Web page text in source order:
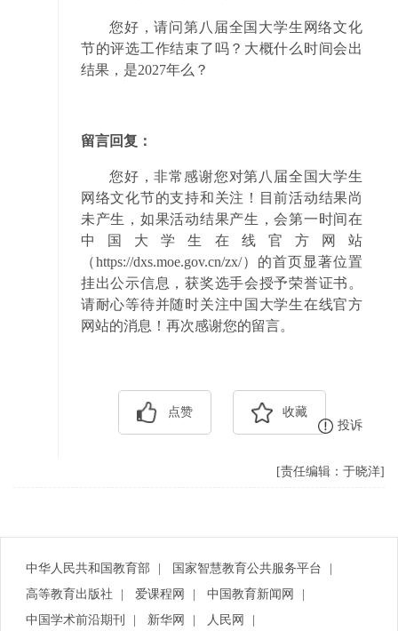
您好，请问第八届全国大学生网络文化
节的评选工作结束了吗？大概什么时间会出
结果，是2027年么？
留言回复：
您好，非常感谢您对第八届全国大学生
网络文化节的支持和关注！目前活动结果尚
未产生，如果活动结果产生，会第一时间在
中国大学生在线官方网站
（https://dxs.moe.gov.cn/zx/）的首页显著位置
挂出公示信息，获奖选手会授予荣誉证书。
请耐心等待并随时关注中国大学生在线官方
网站的消息！再次感谢您的留言。
点赞
收藏
投诉
[责任编辑：于晓洋]
中华人民共和国教育部 国家智慧教育公共服务平台
高等教育出版社
爱课程网 中国教育新闻网
中国学术前沿期刊
新华网 人民网